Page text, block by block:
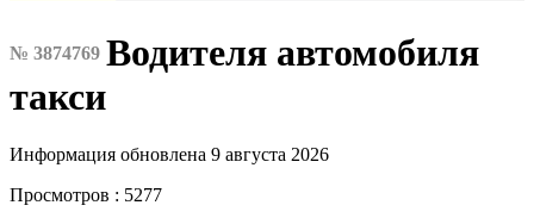
№ 3874769 Водителя автомобиля
такси
Информация обновлена 9 августа 2026
Просмотров : 5277